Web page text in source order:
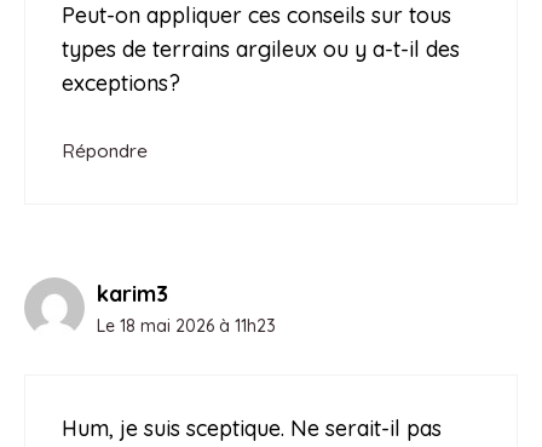
Peut-on appliquer ces conseils sur tous
types de terrains argileux ou y a-t-il des
exceptions?
Répondre
karim3
Le 18 mai 2026 à 11h23
Hum, je suis sceptique. Ne serait-il pas